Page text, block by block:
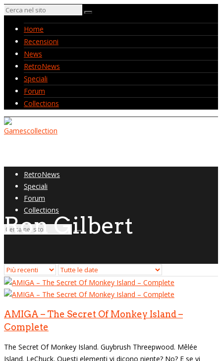
Home
Recensioni
News
RetroNews
Speciali
Forum
Collections
RetroNews
Speciali
Forum
Collections
Ron Gilbert
AMIGA – The Secret Of Monkey Island –
Complete
The Secret Of Monkey Island. Guybrush Threepwood. Mêlée
Island. LeChuck. Questi elementi vi dicono niente? No? E se vi